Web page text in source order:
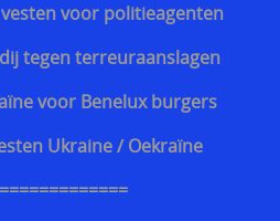
voor politieagenten
tegen terreuraanslagen
voor Benelux burgers
Ukraine / Oekraïne